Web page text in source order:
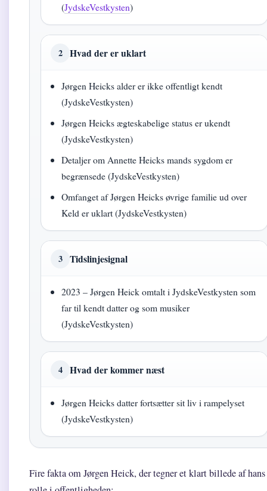
(JydskeVestkysten)
2 Hvad der er uklart
Jørgen Heicks alder er ikke offentligt kendt
(JydskeVestkysten)
Jørgen Heicks ægteskabelige status er ukendt
(JydskeVestkysten)
Detaljer om Annette Heicks mands sygdom er
begrænsede (JydskeVestkysten)
Omfanget af Jørgen Heicks øvrige familie ud over
Keld er uklart (JydskeVestkysten)
3 Tidslinjesignal
2023 – Jørgen Heick omtalt i JydskeVestkysten som
far til kendt datter og som musiker
(JydskeVestkysten)
4 Hvad der kommer næst
Jørgen Heicks datter fortsætter sit liv i rampelyset
(JydskeVestkysten)
Fire fakta om Jørgen Heick, der tegner et klart billede af hans